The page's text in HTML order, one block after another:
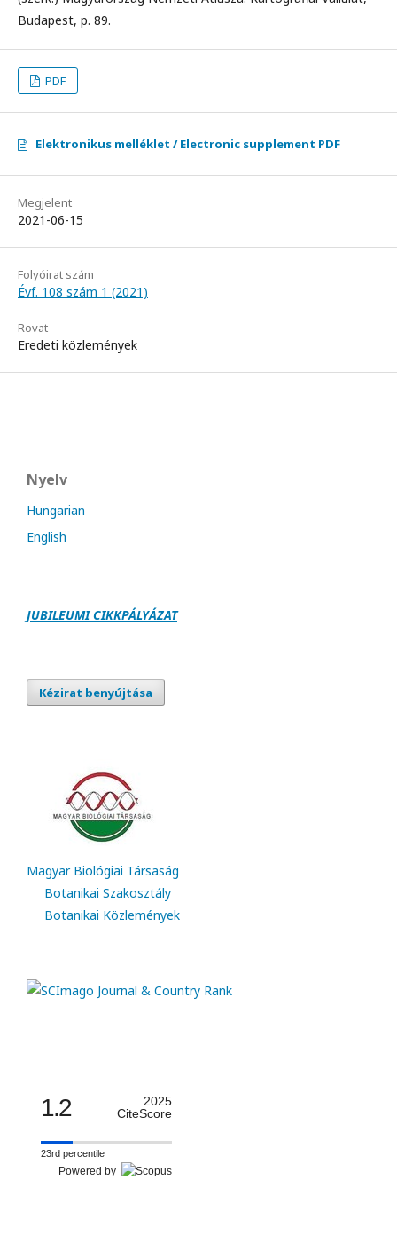
Budapest, p. 89.
PDF
Elektronikus melléklet / Electronic supplement PDF
Megjelent
2021-06-15
Folyóirat szám
Évf. 108 szám 1 (2021)
Rovat
Eredeti közlemények
Nyelv
Hungarian
English
JUBILEUMI CIKKPÁLYÁZAT
Kézirat benyújtása
Magyar Biológiai Társaság
Botanikai Szakosztály
Botanikai Közlemények
1.2
2025
CiteScore
23rd percentile
Powered by